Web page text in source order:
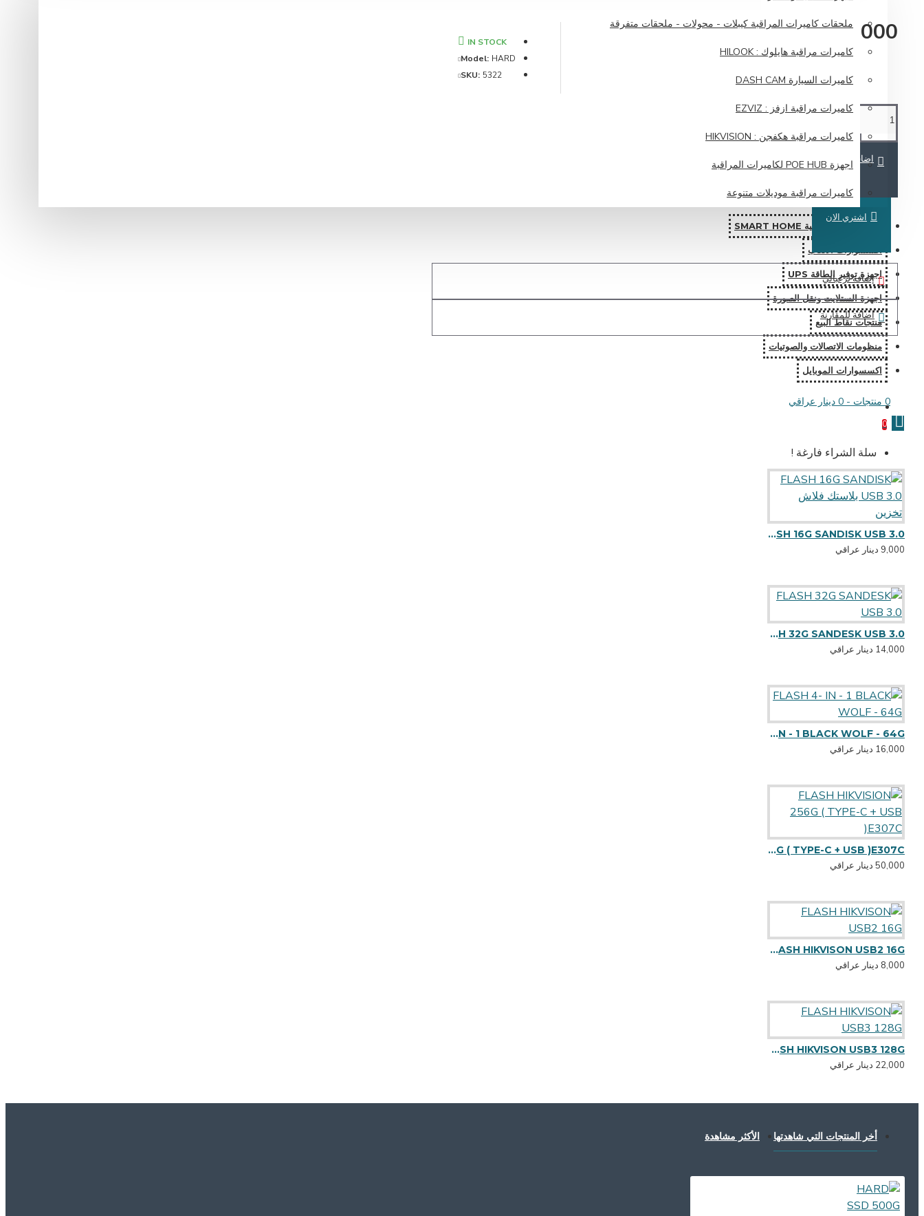
ملحقات كاميرات المراقبة كيبلات - محولات - ملحقات متفرقة
كاميرات مراقبة هايلوك : HILOOK
كاميرات السيارة DASH CAM
كاميرات مراقبة ازفز : EZVIZ
كاميرات مراقبة هكفجن : HIKVISION
اجهزة POE HUB لكاميرات المراقبة
كاميرات مراقبة موديلات متنوعة
انظمة المنازل الذكية SMART HOME
اكسسوارات الالعاب
اجهزة توفير الطاقة UPS
اجهزة الستلايت ونقل الصورة
منتجات نقاط البيع
منظومات الاتصالات والصوتيات
اكسسوارات الموبايل
0 منتجات - 0 دينار عراقي
0
سلة الشراء فارغة !
136,000 دينار عراقي
IN STOCK
Model: HARD
SKU: 5322
اضافة للسلة
اشتري الان
إضافة لرغباتي
اضافة للمقارنة
FLASH 16G SANDISK USB 3.0 بلاستك فلاش تخزين
9,000 دينار عراقي
FLASH 32G SANDESK USB 3.0
14,000 دينار عراقي
FLASH 4- IN - 1 BLACK WOLF - 64G
16,000 دينار عراقي
FLASH HIKVISION 256G ( TYPE-C + USB )E307C
50,000 دينار عراقي
FLASH HIKVISON USB2 16G
8,000 دينار عراقي
FLASH HIKVISON USB3 128G
22,000 دينار عراقي
أخر المنتجات التي شاهدتها الأكثر مشاهدة